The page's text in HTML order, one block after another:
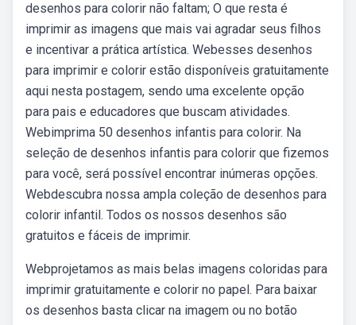
desenhos para colorir não faltam; O que resta é
imprimir as imagens que mais vai agradar seus filhos
e incentivar a prática artística. Webesses desenhos
para imprimir e colorir estão disponíveis gratuitamente
aqui nesta postagem, sendo uma excelente opção
para pais e educadores que buscam atividades.
Webimprima 50 desenhos infantis para colorir. Na
seleção de desenhos infantis para colorir que fizemos
para você, será possível encontrar inúmeras opções.
Webdescubra nossa ampla coleção de desenhos para
colorir infantil. Todos os nossos desenhos são
gratuitos e fáceis de imprimir.
Webprojetamos as mais belas imagens coloridas para
imprimir gratuitamente e colorir no papel. Para baixar
os desenhos basta clicar na imagem ou no botão